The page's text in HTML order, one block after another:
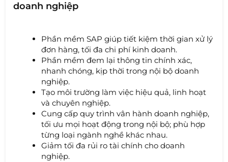
doanh nghiệp
Phần mềm SAP giúp tiết kiệm thời gian xử lý
đơn hàng, tối đa chi phí kinh doanh.
Phần mềm đem lại thông tin chính xác,
nhanh chóng, kịp thời trong nội bộ doanh
nghiệp.
Tạo môi trường làm việc hiệu quả, linh hoạt
và chuyên nghiệp.
Cung cấp quy trình vân hành doanh nghiệp,
tối ưu mọi hoạt động trong nội bộ; phù hợp
từng loại ngành nghề khác nhau.
Giảm tối đa rủi ro tài chính cho doanh
nghiệp.